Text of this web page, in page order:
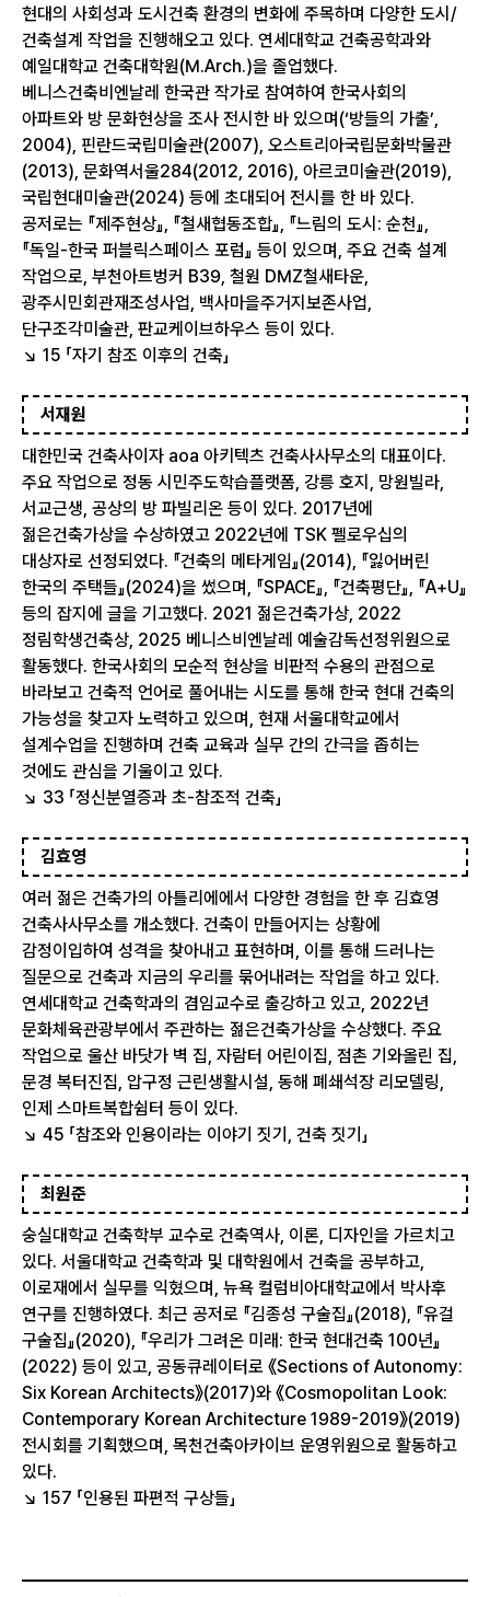
현대의 사회성과 도시건축 환경의 변화에 주목하며 다양한 도시/
건축설계 작업을 진행해오고 있다. 연세대학교 건축공학과와
예일대학교 건축대학원(M.Arch.)을 졸업했다.
베니스건축비엔날레 한국관 작가로 참여하여 한국사회의
아파트와 방 문화현상을 조사 전시한 바 있으며(‘방들의 가출’,
2004), 핀란드국립미술관(2007), 오스트리아국립문화박물관
(2013), 문화역서울284(2012, 2016), 아르코미술관(2019),
국립현대미술관(2024) 등에 초대되어 전시를 한 바 있다.
공저로는 『제주현상』, 『철새협동조합』, 『느림의 도시: 순천』,
『독일-한국 퍼블릭스페이스 포럼』 등이 있으며, 주요 건축 설계
작업으로, 부천아트벙커 B39, 철원 DMZ철새타운,
광주시민회관재조성사업, 백사마을주거지보존사업,
단구조각미술관, 판교케이브하우스 등이 있다.
↘ 15 「자기 참조 이후의 건축」
서재원
대한민국 건축사이자 aoa 아키텍츠 건축사사무소의 대표이다.
주요 작업으로 정동 시민주도학습플랫폼, 강릉 호지, 망원빌라,
서교근생, 공상의 방 파빌리온 등이 있다. 2017년에
젊은건축가상을 수상하였고 2022년에 TSK 펠로우십의
대상자로 선정되었다. 『건축의 메타게임』(2014), 『잃어버린
한국의 주택들』(2024)을 썼으며, 『SPACE』, 『건축평단』, 『A+U』
등의 잡지에 글을 기고했다. 2021 젊은건축가상, 2022
정림학생건축상, 2025 베니스비엔날레 예술감독선정위원으로
활동했다. 한국사회의 모순적 현상을 비판적 수용의 관점으로
바라보고 건축적 언어로 풀어내는 시도를 통해 한국 현대 건축의
가능성을 찾고자 노력하고 있으며, 현재 서울대학교에서
설계수업을 진행하며 건축 교육과 실무 간의 간극을 좁히는
것에도 관심을 기울이고 있다.
↘ 33 「정신분열증과 초-참조적 건축」
김효영
여러 젊은 건축가의 아틀리에에서 다양한 경험을 한 후 김효영
건축사사무소를 개소했다. 건축이 만들어지는 상황에
감정이입하여 성격을 찾아내고 표현하며, 이를 통해 드러나는
질문으로 건축과 지금의 우리를 묶어내려는 작업을 하고 있다.
연세대학교 건축학과의 겸임교수로 출강하고 있고, 2022년
문화체육관광부에서 주관하는 젊은건축가상을 수상했다. 주요
작업으로 울산 바닷가 벽 집, 자람터 어린이집, 점촌 기와올린 집,
문경 복터진집, 압구정 근린생활시설, 동해 폐쇄석장 리모델링,
인제 스마트복합쉼터 등이 있다.
↘ 45 「참조와 인용이라는 이야기 짓기, 건축 짓기」
최원준
숭실대학교 건축학부 교수로 건축역사, 이론, 디자인을 가르치고
있다. 서울대학교 건축학과 및 대학원에서 건축을 공부하고,
이로재에서 실무를 익혔으며, 뉴욕 컬럼비아대학교에서 박사후
연구를 진행하였다. 최근 공저로 『김종성 구술집』(2018), 『유걸
구술집』(2020), 『우리가 그려온 미래: 한국 현대건축 100년』
(2022) 등이 있고, 공동큐레이터로 《Sections of Autonomy:
Six Korean Architects》(2017)와 《Cosmopolitan Look:
Contemporary Korean Architecture 1989-2019》(2019)
전시회를 기획했으며, 목천건축아카이브 운영위원으로 활동하고
있다.
↘ 157 「인용된 파편적 구상들」